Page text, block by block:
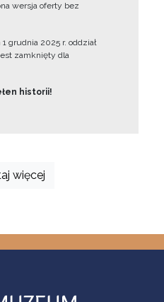
wersja oferty bez
grudnia 2025 r. oddział
zamknięty dla
historii!
więcej